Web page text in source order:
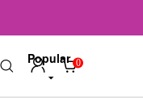
Popular 0